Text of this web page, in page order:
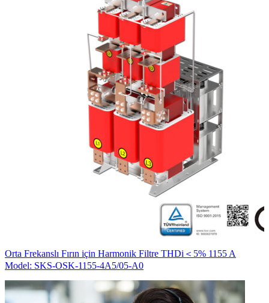
Orta Frekanslı Fırın için Harmonik Filtre THDi＜5% 1155 A
Model: SKS-OSK-1155-4A5/05-A0